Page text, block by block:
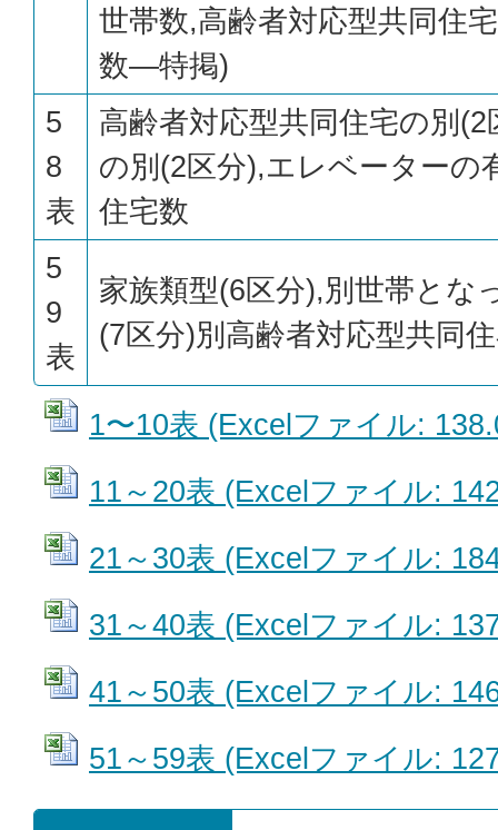
世帯数,高齢者対応型共同住
数—特掲)
5
8
表
高齢者対応型共同住宅の別
の別(2区分),エレベーターの
住宅数
5
9
表
家族類型(6区分),別世帯とな
(7区分)別高齢者対応型共同
1〜10表 (Excelファイル:
11～20表 (Excelファイル:
21～30表 (Excelファイル:
31～40表 (Excelファイル:
41～50表 (Excelファイル:
51～59表 (Excelファイル: